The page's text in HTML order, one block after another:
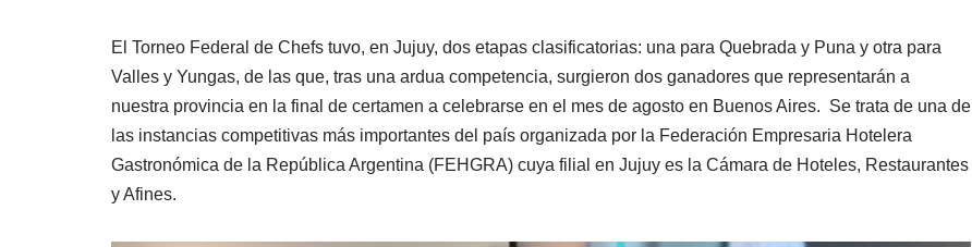
El Torneo Federal de Chefs tuvo, en Jujuy, dos etapas clasificatorias: una para Quebrada y Puna y otra para
Valles y Yungas, de las que, tras una ardua competencia, surgieron dos ganadores que representarán a
nuestra provincia en la final de certamen a celebrarse en el mes de agosto en Buenos Aires. Se trata de una de
las instancias competitivas más importantes del país organizada por la Federación Empresaria Hotelera
Gastronómica de la República Argentina (FEHGRA) cuya filial en Jujuy es la Cámara de Hoteles, Restaurantes
y Afines.